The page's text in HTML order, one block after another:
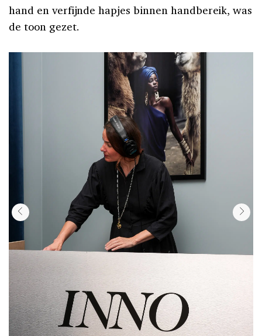
hand en verfijnde hapjes binnen handbereik, was
de toon gezet.